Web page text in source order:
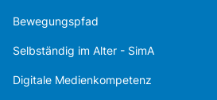
Bewegungspfad
Selbständig im Alter - SimA
Digitale Medienkompetenz